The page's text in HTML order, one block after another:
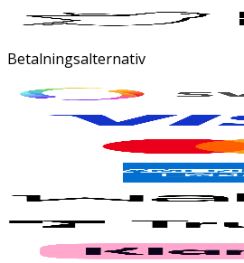
Betalningsalternativ